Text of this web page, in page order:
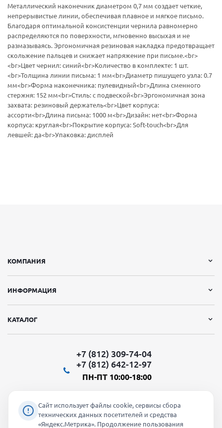
Металлический наконечник диаметром 0,7 мм создает четкие,
непрерывистые линии, обеспечивая плавное и мягкое письмо.
Благодаря оптимальной консистенции чернила равномерно
распределяются по поверхности, мгновенно высыхая и не
размазываясь. Эргономичная резиновая накладка предотвращает
скольжение пальцев и снижает напряжение при письме.<br>
<br>Цвет чернил: синий<br>Количество в комплекте: 1 шт.
<br>Толщина линии письма: 1 мм<br>Диаметр пишущего узла: 0.7
мм<br>Форма наконечника: пулевидный<br>Длина сменного
стержня: 152 мм<br>Стиль: с подвеской<br>Эргономичная зона
захвата: резиновый держатель<br>Цвет корпуса:
ассорти<br>Длина письма: 1000 м<br>Дизайн: нет<br>Форма
корпуса: круглая<br>Покрытие корпуса: Soft-touch<br>Для
левшей: да<br>Упаковка: дисплей
КОМПАНИЯ
ИНФОРМАЦИЯ
КАТАЛОГ
+7 (812) 309-74-04
+7 (812) 642-12-97
ПН-ПТ 10:00-18:00
Сайт использует файлы cookie, сервисы сбора
технических данных посетителей и средства
«Яндекс.Метрика». Продолжение пользования